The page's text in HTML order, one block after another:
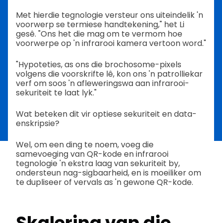
Met hierdie tegnologie versteur ons uiteindelik 'n
voorwerp se termiese handtekening," het Li
gesê. "Ons het die mag om te vermom hoe
voorwerpe op 'n infrarooi kamera vertoon word."
"Hypoteties, as ons die brochosome-pixels
volgens die voorskrifte lê, kon ons 'n patrolliekar
verf om soos 'n afleweringswa aan infrarooi-
sekuriteit te laat lyk."
Wat beteken dit vir optiese sekuriteit en data-
enskripsie?
Wel, om een ding te noem, voeg die
samevoeging van QR-kode en infrarooi
tegnologie 'n ekstra laag van sekuriteit by,
ondersteun nag-sigbaarheid, en is moeiliker om
te dupliseer of vervals as 'n gewone QR-kode.